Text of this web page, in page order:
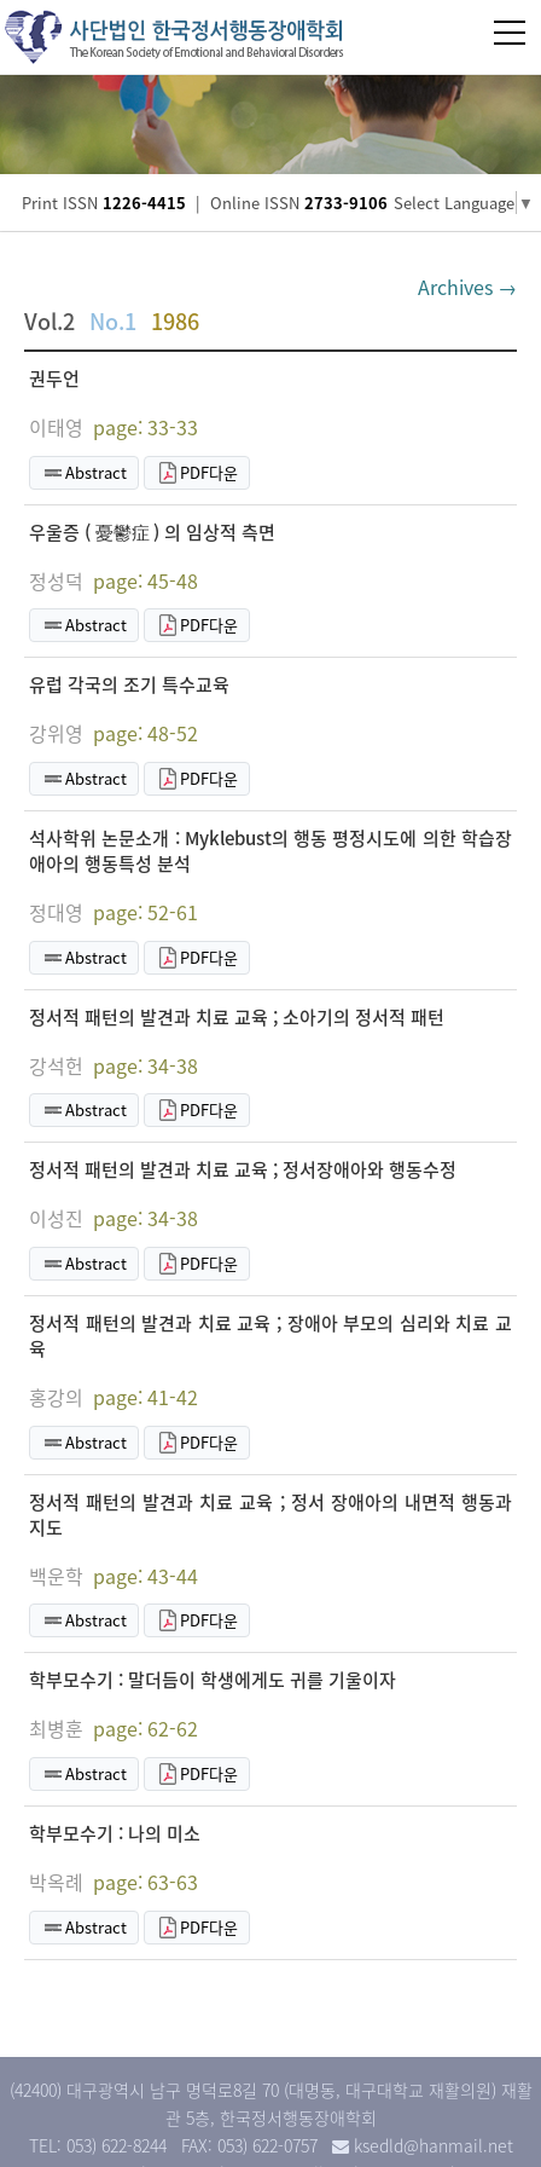
Print ISSN 1226-4415 | Online ISSN 2733-9106 Select Language ▼
Archives →
Vol.2 No.1 1986
권두언
이태영 page: 33-33
Abstract PDF다운
우울증 ( 憂鬱症 ) 의 임상적 측면
정성덕 page: 45-48
Abstract PDF다운
유럽 각국의 조기 특수교육
강위영 page: 48-52
Abstract PDF다운
석사학위 논문소개 : Myklebust의 행동 평정시도에 의한 학습장
애아의 행동특성 분석
정대영 page: 52-61
Abstract PDF다운
정서적 패턴의 발견과 치료 교육 ; 소아기의 정서적 패턴
강석헌 page: 34-38
Abstract PDF다운
정서적 패턴의 발견과 치료 교육 ; 정서장애아와 행동수정
이성진 page: 34-38
Abstract PDF다운
정서적 패턴의 발견과 치료 교육 ; 장애아 부모의 심리와 치료 교
육
홍강의 page: 41-42
Abstract PDF다운
정서적 패턴의 발견과 치료 교육 ; 정서 장애아의 내면적 행동과
지도
백운학 page: 43-44
Abstract PDF다운
학부모수기 : 말더듬이 학생에게도 귀를 기울이자
최병훈 page: 62-62
Abstract PDF다운
학부모수기 : 나의 미소
박옥례 page: 63-63
Abstract PDF다운
(42400) 대구광역시 남구 명덕로8길 70 (대명동, 대구대학교 재활의원) 재활
관 5층, 한국정서행동장애학회
TEL: 053) 622-8244
FAX: 053) 622-0757
ksedld@hanmail.net